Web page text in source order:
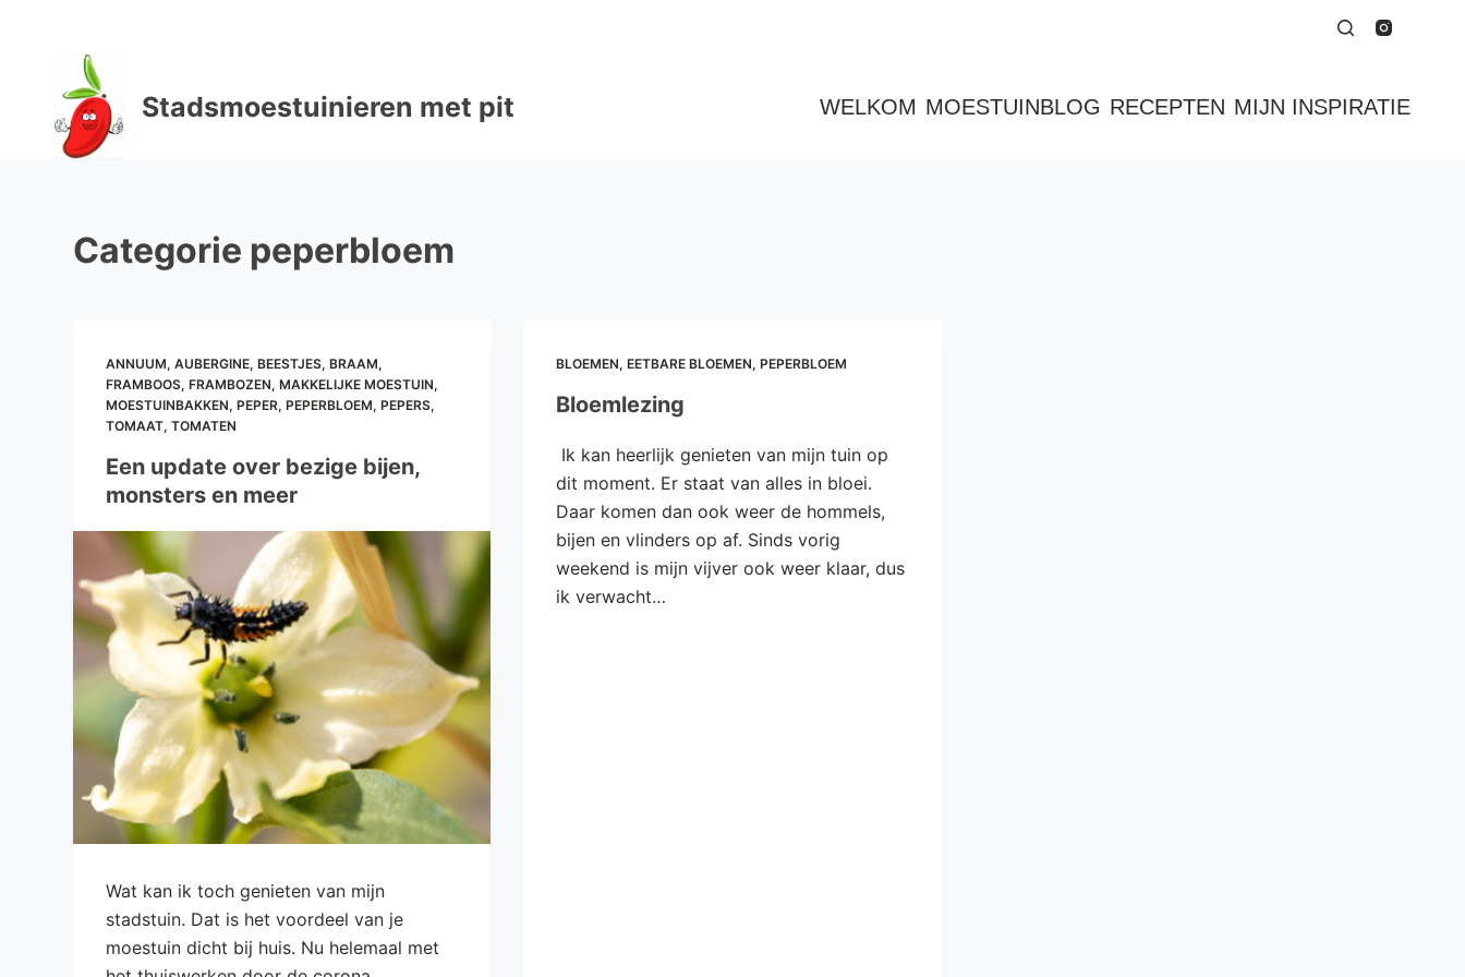
Stadsmoestuinieren met pit WELKOM MOESTUINBLOG RECEPTEN MIJN INSPIRATIE
Categorie peperbloem
ANNUUM,AUBERGINE,BEESTJES,BRAAM,
FRAMBOOS,FRAMBOZEN,MAKKELIJKE MOESTUIN,
MOESTUINBAKKEN,PEPER,PEPERBLOEM,PEPERS,
TOMAAT,TOMATEN
Een update over bezige bijen,
monsters en meer
Wat kan ik toch genieten van mijn
stadstuin. Dat is het voordeel van je
moestuin dicht bij huis. Nu helemaal met
BLOEMEN,EETBARE BLOEMEN,PEPERBLOEM
Bloemlezing
Ik kan heerlijk genieten van mijn tuin op
dit moment. Er staat van alles in bloei.
Daar komen dan ook weer de hommels,
bijen en vlinders op af. Sinds vorig
weekend is mijn vijver ook weer klaar, dus
ik verwacht…